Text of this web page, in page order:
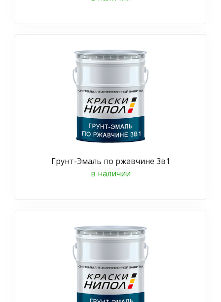
Грунт-Эмаль по ржавчине 3в1
в наличии